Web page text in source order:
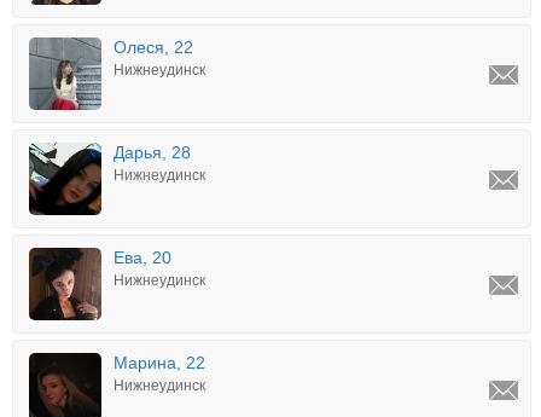
Олеся, 22
Нижнеудинск
Дарья, 28
Нижнеудинск
Ева, 20
Нижнеудинск
Марина, 22
Нижнеудинск